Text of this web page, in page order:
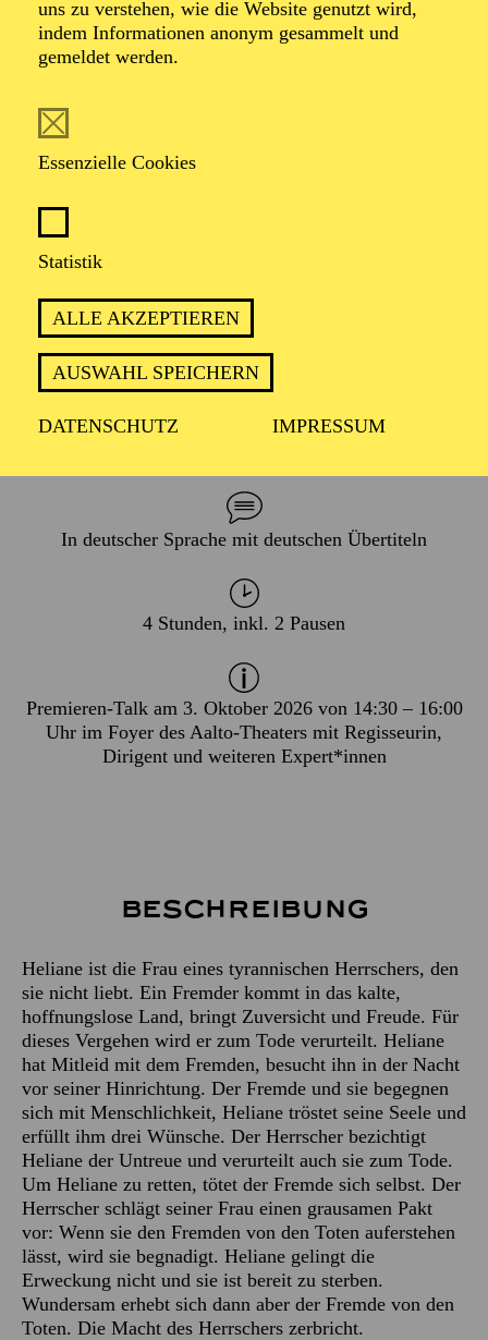
uns zu verstehen, wie die Website genutzt wird,
indem Informationen anonym gesammelt und
gemeldet werden.
Essenzielle Cookies
Statistik
ALLE AKZEPTIEREN
AUSWAHL SPEICHERN
DATENSCHUTZ IMPRESSUM
Hans Kaltneker
EINE GESCHICHTE ÜBER HOFFNUNG
ZUR ÜBERBORDENDEN MUSIK VON
ERICH WOLFGANG KORNGOLD
PREMIERE
In deutscher Sprache mit deutschen Übertiteln
4 Stunden, inkl. 2 Pausen
Premieren-Talk am 3. Oktober 2026 von 14:30 – 16:00
Uhr im Foyer des Aalto-Theaters mit Regisseurin,
Dirigent und weiteren Expert*innen
Beschreibung
Heliane ist die Frau eines tyrannischen Herrschers, den
sie nicht liebt. Ein Fremder kommt in das kalte,
hoffnungslose Land, bringt Zuversicht und Freude. Für
dieses Vergehen wird er zum Tode verurteilt. Heliane
hat Mitleid mit dem Fremden, besucht ihn in der Nacht
vor seiner Hinrichtung. Der Fremde und sie begegnen
sich mit Menschlichkeit, Heliane tröstet seine Seele und
erfüllt ihm drei Wünsche. Der Herrscher bezichtigt
Heliane der Untreue und verurteilt auch sie zum Tode.
Um Heliane zu retten, tötet der Fremde sich selbst. Der
Herrscher schlägt seiner Frau einen grausamen Pakt
vor: Wenn sie den Fremden von den Toten auferstehen
lässt, wird sie begnadigt. Heliane gelingt die
Erweckung nicht und sie ist bereit zu sterben.
Wundersam erhebt sich dann aber der Fremde von den
Toten. Die Macht des Herrschers zerbricht.